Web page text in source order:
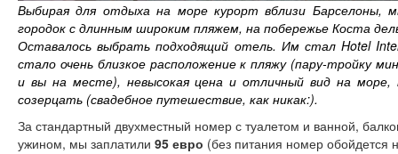
Выбирая для отдыха на море курорт вблизи Барселоны,
городок с длинным широким пляжем, на побережье Коста
Оставалось выбрать подходящий отель. Им стал Hotel
стало очень близкое расположение к пляжу (пару-тройку
и вы на месте), невысокая цена и отличный вид на
созерцать (свадебное путешествие, как никак:).
За стандартный двухместный номер с туалетом и ванной,
ужином, мы заплатили 95 евро (без питания номер